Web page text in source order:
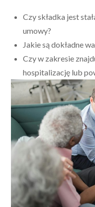
Czy składka jest
umowy?
Jakie są dokładne
Czy w zakresie
hospitalizację lub